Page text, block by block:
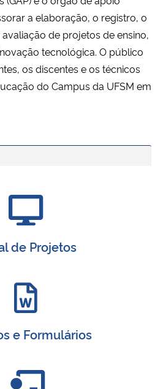
Inovações e Comunicações
a elaboração, o registro, o
de projetos de ensino,
tecnológica. O público
os discentes e os técnicos
do Campus da UFSM em
de Projetos
e Formulários